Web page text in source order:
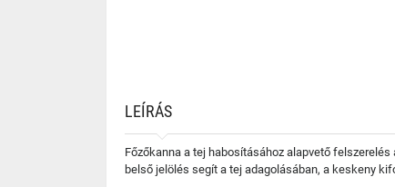
LEÍRÁS
Főzőkanna a tej habosításához alapvető
belső jelölés segít a tej adagolásában, a keskeny